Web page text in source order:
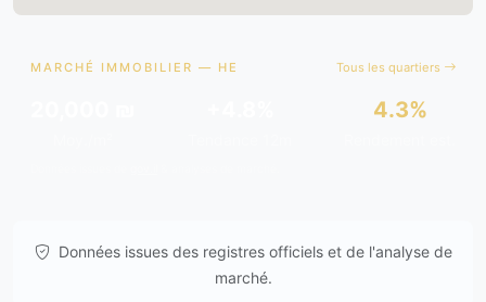
MARCHÉ IMMOBILIER — HE Tous les quartiers
4.3%
Données issues des registres officiels et de l'analyse de
marché.